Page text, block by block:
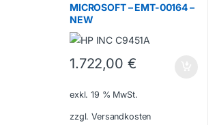
MICROSOFT – EMT-00164 –
NEW
1.722,00 €
exkl. 19 % MwSt.
zzgl. Versandkosten